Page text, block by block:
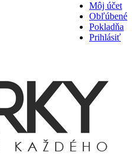
Môj účet
Obľúbené
Pokladňa
Prihlásiť